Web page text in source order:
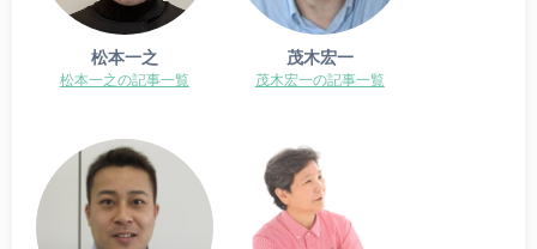
松本一之
松本一之の記事一覧
茂木宏一
茂木宏一の記事一覧